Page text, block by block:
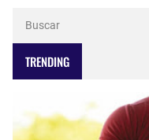
TRENDING